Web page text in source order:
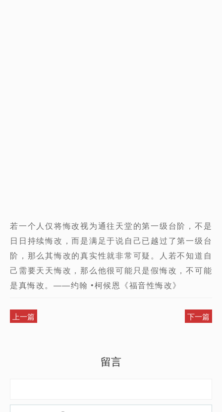
若一个人仅将悔改视为通往天堂的第一级台阶，不是
日日持续悔改，而是满足于说自己已越过了第一级台
阶，那么其悔改的真实性就非常可疑。人若不知道自
己需要天天悔改，那么他很可能只是假悔改，不可能
是真悔改。——约翰 •柯候恩《福音性悔改》
上一篇 下一篇
留言